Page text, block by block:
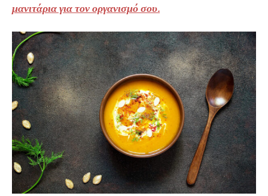
μανιτάρια για τον οργανισμό σου.